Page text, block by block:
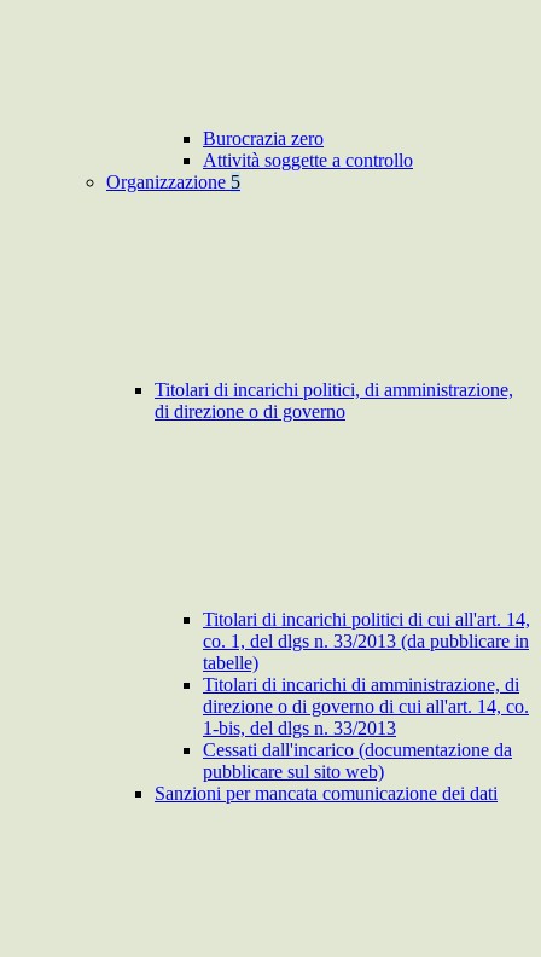
Burocrazia zero
Attività soggette a controllo
Organizzazione 5
Titolari di incarichi politici, di amministrazione,
di direzione o di governo
Titolari di incarichi politici di cui all'art. 14,
co. 1, del dlgs n. 33/2013 (da pubblicare in
tabelle)
Titolari di incarichi di amministrazione, di
direzione o di governo di cui all'art. 14, co.
1-bis, del dlgs n. 33/2013
Cessati dall'incarico (documentazione da
pubblicare sul sito web)
Sanzioni per mancata comunicazione dei dati